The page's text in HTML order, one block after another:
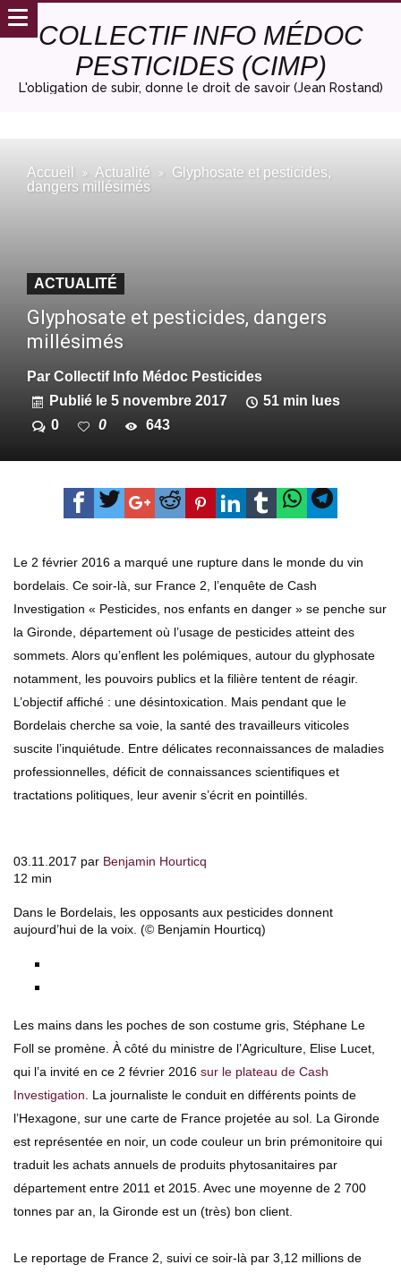
COLLECTIF INFO MÉDOC
PESTICIDES (CIMP)
L'obligation de subir, donne le droit de savoir (Jean Rostand)
Accueil Actualité
Glyphosate et pesticides,
dangers millésimés
ACTUALITÉ
Glyphosate et pesticides, dangers
millésimés
Par Collectif Info Médoc Pesticides
Publié le 5 novembre 2017
51 min lues
0
0 643
Le 2 février 2016 a marqué une rupture dans le monde du vin
bordelais. Ce soir-là, sur France 2, l’enquête de Cash
Investigation « Pesticides, nos enfants en danger » se penche sur
la Gironde, département où l’usage de pesticides atteint des
sommets. Alors qu’enflent les polémiques, autour du glyphosate
notamment, les pouvoirs publics et la filière tentent de réagir.
L’objectif affiché : une désintoxication. Mais pendant que le
Bordelais cherche sa voie, la santé des travailleurs viticoles
suscite l’inquiétude. Entre délicates reconnaissances de maladies
professionnelles, déficit de connaissances scientifiques et
tractations politiques, leur avenir s’écrit en pointillés.
03.11.2017 par Benjamin Hourticq
12 min
Dans le Bordelais, les opposants aux pesticides donnent
aujourd’hui de la voix. (© Benjamin Hourticq)
Les mains dans les poches de son costume gris, Stéphane Le
Foll se promène. À côté du ministre de l’Agriculture, Elise Lucet,
qui l’a invité en ce 2 février 2016 sur le plateau de Cash
Investigation . La journaliste le conduit en différents points de
l’Hexagone, sur une carte de France projetée au sol. La Gironde
est représentée en noir, un code couleur un brin prémonitoire qui
traduit les achats annuels de produits phytosanitaires par
département entre 2011 et 2015. Avec une moyenne de 2 700
tonnes par an, la Gironde est un (très) bon client.
Le reportage de France 2, suivi ce soir-là par 3,12 millions de